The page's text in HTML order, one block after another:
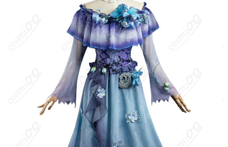
交流会、SNS投稿・動画配信
収納方法
ハンガーに吊るす、収納ケースに入れる、
衣装袋に保管
新品未使用
ハリ感重視の表地を採用しているため、軽量ながら皺が出にくく
撮影映えしますが、折り畳み保管で硬い折り目が残る場合があり
ます。着用前に軽くスチームを当てて整えることを推奨します。